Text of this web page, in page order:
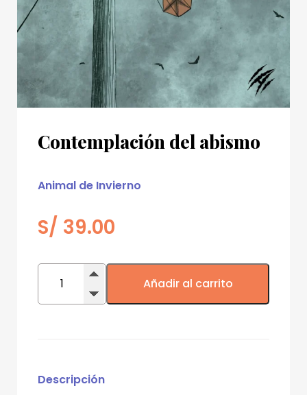
Contemplación del abismo
Animal de Invierno
S/ 39.00
Contemplación
cantidad
Añadir al carrito
Descripción